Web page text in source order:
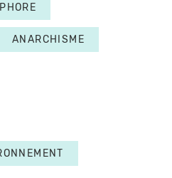
ANARCHISME